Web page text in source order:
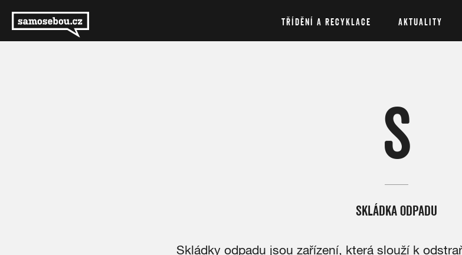
TŘÍDĚNÍ A RECYKLACE AKTUALITY
S
SKLÁDKA ODPADU
Skládky odpadu jsou zařízení, která slouží k